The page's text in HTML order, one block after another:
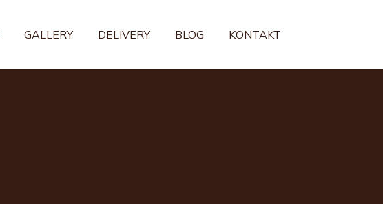
GALLERY DELIVERY BLOG KONTAKT